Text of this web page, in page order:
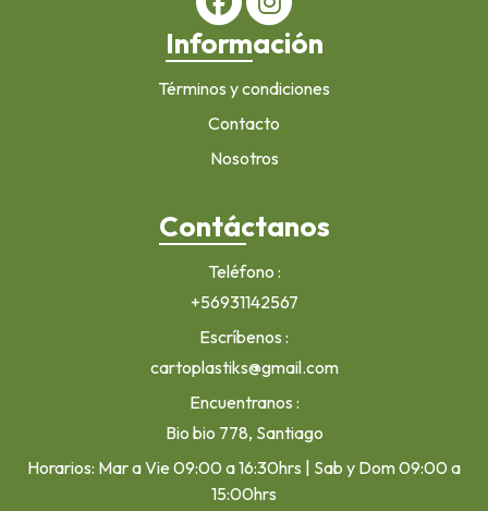
Información
Términos y condiciones
Contacto
Nosotros
Contáctanos
Teléfono
+56931142567
Escríbenos
cartoplastiks@gmail.com
Encuentranos
Bio bio 778, Santiago
Horarios: Mar a Vie 09:00 a 16:30hrs | Sab y Dom 09:00 a
15:00hrs